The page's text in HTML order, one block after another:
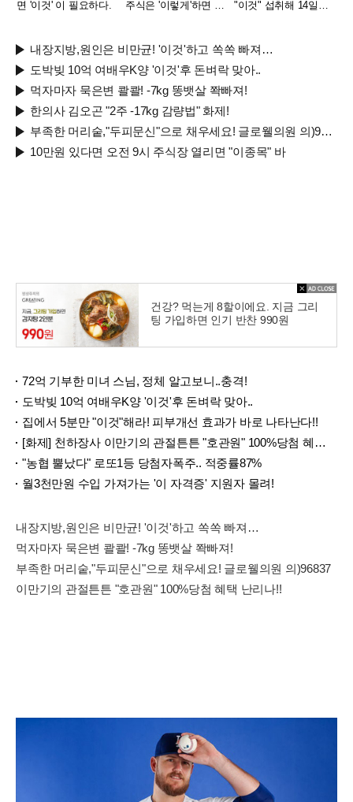
면 '이것' 이 필요하다.
주식은 '이렇게'하면 된
"이것" 섭취해 14일만
내장지방,원인은 비만균! '이것'하고 쏙쏙 빠져…
도박빚 10억 여배우K양 '이것'후 돈벼락 맞아..
먹자마자 묵은변 콸콸! -7kg 똥뱃살 쫙빠져!
한의사 김오곤 "2주 -17kg 감량법" 화제!
부족한 머리숱,"두피문신"으로 채우세요! 글로웰의원 의)96837
10만원 있다면 오전 9시 주식장 열리면 "이종목" 바
건강? 먹는게 8할이에요. 지금 그리
팅 가입하면 인기 반찬 990원
72억 기부한 미녀 스님, 정체 알고보니..충격!
도박빚 10억 여배우K양 '이것'후 돈벼락 맞아..
집에서 5분만 "이것"해라! 피부개선 효과가 바로 나타난다!!
[화제] 천하장사 이만기의 관절튼튼 "호관원" 100%당첨 혜택 난리나!!
"농협 뿔났다" 로또1등 당첨자폭주.. 적중률87%
월3천만원 수입 가져가는 '이 자격증' 지원자 몰려!
내장지방,원인은 비만균! '이것'하고 쏙쏙 빠져…
먹자마자 묵은변 콸콸! -7kg 똥뱃살 쫙빠져!
부족한 머리숱,"두피문신"으로 채우세요! 글로웰의원 의)96837
이만기의 관절튼튼 "호관원" 100%당첨 혜택 난리나!!